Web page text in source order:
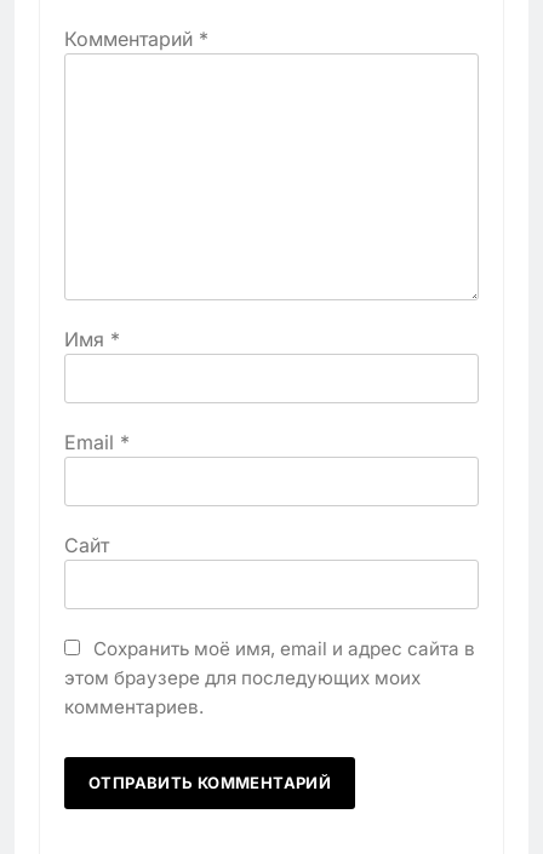
Комментарий *
Имя *
Email *
Сайт
Сохранить моё имя, email и адрес сайта в
этом браузере для последующих моих
комментариев.